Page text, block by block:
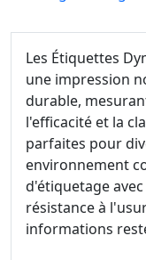
Les Étiquettes
une impression
durable,
l'efficacité et la
parfaites pour
environnement
d'étiquetage
résistance à
informations